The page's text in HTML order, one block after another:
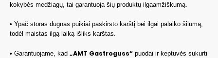
kokybės medžiagų, tai garantuoja šių produktų ilgaamžiškumą.
• Ypač storas dugnas puikiai paskirsto karštį bei ilgai palaiko šilumą,
todėl maistas ilgą laiką išliks karštas.
• Garantuojame, kad „AMT Gastroguss“ puodai ir keptuvės sukurti